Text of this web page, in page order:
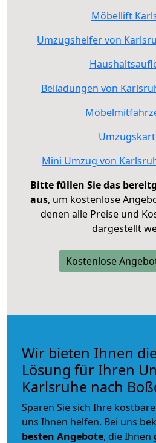
Möbellift
Umzugshelfer von
Beiladungen von
Mini Umzug von
Bitte füllen Sie das
aus, um kostenlose
denen alle Preise und
dargestellt
Kostenlose
Wir bieten Ihnen
Lösung für Ihren
Karlsruhe nach
Sparen Sie sich Ihre
uns Ihnen helfen. Bei uns
besten Angebote, die Ihnen